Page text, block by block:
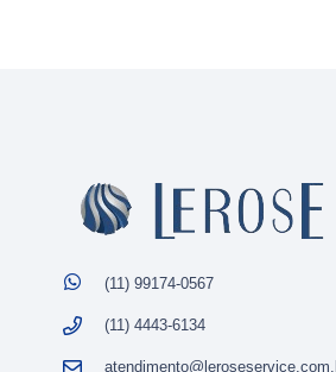
(11) 99174-0567
(11) 4443-6134